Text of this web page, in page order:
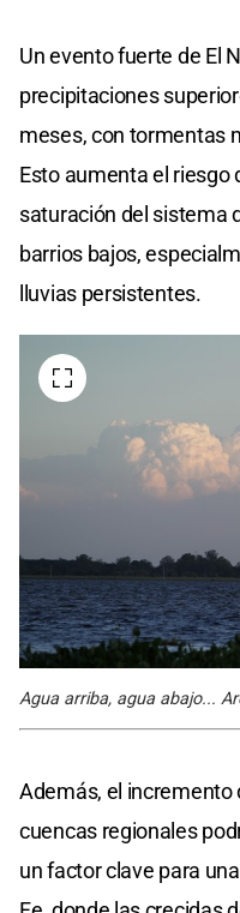
Un evento fuerte de El
precipitaciones
meses, con tormentas
Esto aumenta el riesgo
saturación del sistema
barrios bajos,
lluvias persistentes.
Agua arriba, agua abajo...
Además, el incremento
cuencas regionales
un factor clave para